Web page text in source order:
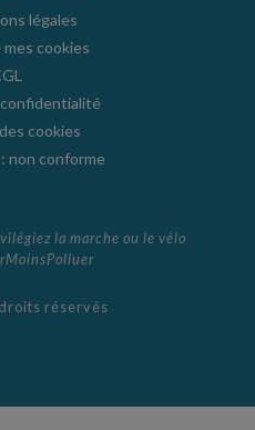
légales
cookies
cookies
non conforme
la marche ou le vélo
réservés